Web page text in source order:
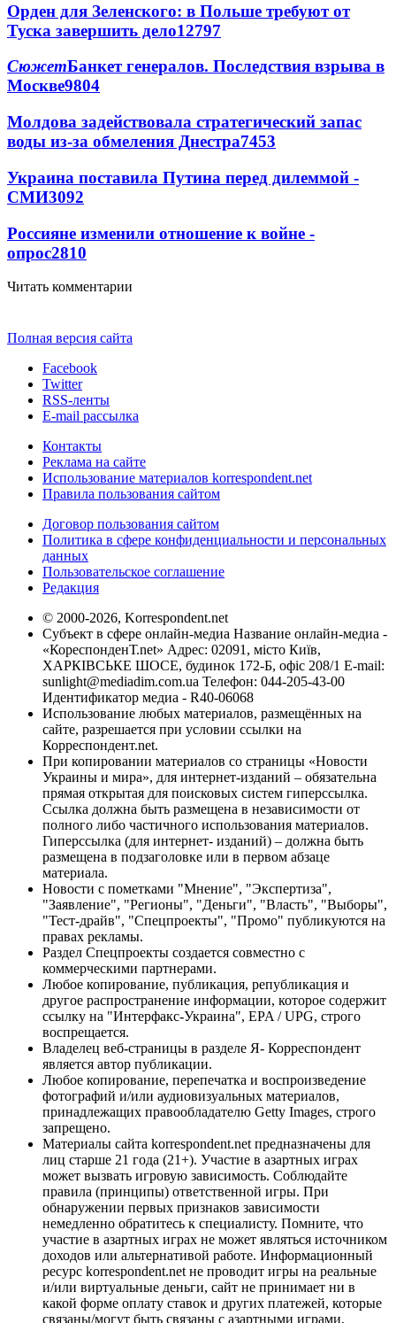
Орден для Зеленского: в Польше требуют от
Туска завершить дело12797
СюжетБанкет генералов. Последствия взрыва в
Москве9804
Молдова задействовала стратегический запас
воды из-за обмеления Днестра7453
Украина поставила Путина перед дилеммой -
СМИ3092
Россияне изменили отношение к войне -
опрос2810
Читать комментарии
Полная версия сайта
Facebook
Twitter
RSS-ленты
E-mail рассылка
Контакты
Реклама на сайте
Использование материалов korrespondent.net
Правила пользования сайтом
Договор пользования сайтом
Политика в сфере конфиденциальности и персональных
данных
Пользовательское соглашение
Редакция
© 2000-2026, Korrespondent.net
Субъект в сфере онлайн-медиа Название онлайн-медиа -
«КореспонденТ.net» Адрес: 02091, місто Київ,
ХАРКІВСЬКЕ ШОСЕ, будинок 172-Б, офіс 208/1 E-mail:
sunlight@mediadim.com.ua Телефон: 044-205-43-00
Идентификатор медиа - R40-06068
Использование любых материалов, размещённых на
сайте, разрешается при условии ссылки на
Корреспондент.net.
При копировании материалов со страницы «Новости
Украины и мира», для интернет-изданий – обязательна
прямая открытая для поисковых систем гиперссылка.
Ссылка должна быть размещена в независимости от
полного либо частичного использования материалов.
Гиперссылка (для интернет- изданий) – должна быть
размещена в подзаголовке или в первом абзаце
материала.
Новости с пометками "Мнение", "Экспертиза",
"Заявление", "Регионы", "Деньги", "Власть", "Выборы",
"Тест-драйв", "Спецпроекты", "Промо" публикуются на
правах рекламы.
Раздел Спецпроекты создается совместно с
коммерческими партнерами.
Любое копирование, публикация, републикация и
другое распространение информации, которое содержит
ссылку на "Интерфакс-Украина", EPA / UPG, строго
воспрещается.
Владелец веб-страницы в разделе Я- Корреспондент
является автор публикации.
Любое копирование, перепечатка и воспроизведение
фотографий и/или аудиовизуальных материалов,
принадлежащих правообладателю Getty Images, строго
запрещено.
Материалы сайта korrespondent.net предназначены для
лиц старше 21 года (21+). Участие в азартных играх
может вызвать игровую зависимость. Соблюдайте
правила (принципы) ответственной игры. При
обнаружении первых признаков зависимости
немедленно обратитесь к специалисту. Помните, что
участие в азартных играх не может являться источником
доходов или альтернативой работе. Информационный
ресурс korrespondent.net не проводит игры на реальные
и/или виртуальные деньги, сайт не принимает ни в
какой форме оплату ставок и других платежей, которые
связаны/могут быть связаны с азартными играми,